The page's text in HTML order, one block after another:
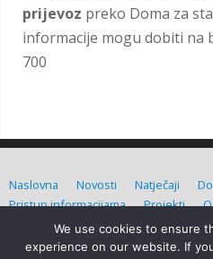
prijevoz preko Doma za
informacije mogu dobiti na
700
Naslovna Novosti Natječaji
Pristup informacijama
Projekti
Grad Ilok (C) Sva prava
We use cookies to ensure
experience on our website. If